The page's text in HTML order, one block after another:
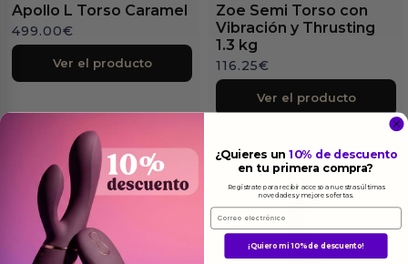
Apollo L Torso Caramel
499.00€
Ver el producto
Zoe Semi Torso con
Vibración y Thrusting
1.3 kg
116.25€
Ver el producto
¿Quieres un10% de descuento
en tu primera compra?
Regístrate para recibir acceso a nuestras últimas
novedades y mejores ofertas.
Email
¡Quiero mi 10% de descuento!